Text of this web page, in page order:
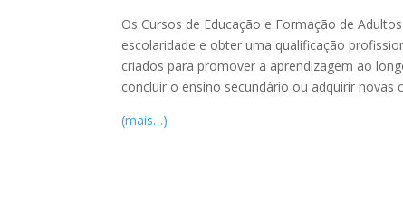
Os Cursos de Educação e Formação de
escolaridade e obter uma qualificação
criados para promover a aprendizagem ao
concluir o ensino secundário ou adquirir novas
(mais…)